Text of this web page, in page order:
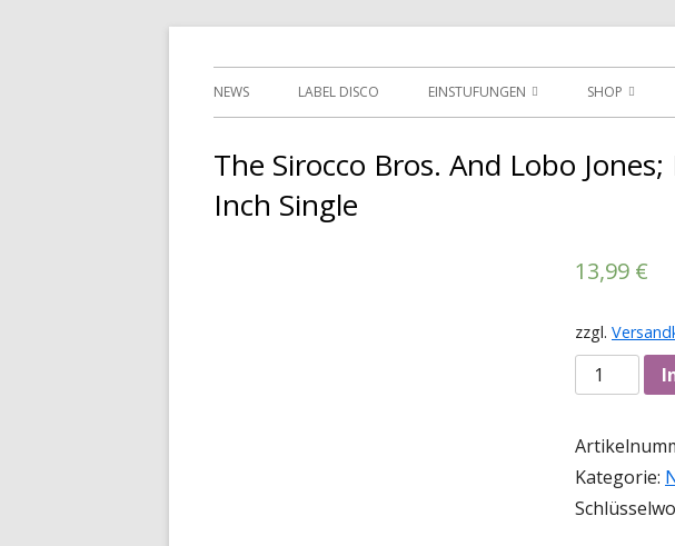
Tessy Records
Primäres
NEWS LABEL DISCO EINSTUFUNGEN SHOP
AGBS
The Sirocco Bros. And Lobo
Inch Single
13,99 €
zzgl.
Anzahl
Kategorie: